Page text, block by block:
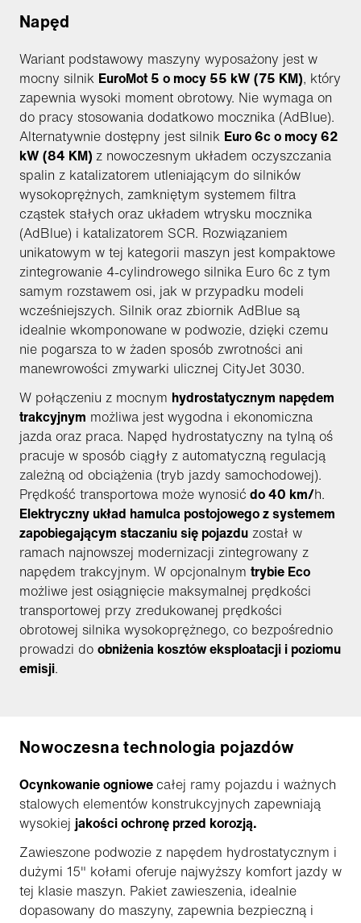
Napęd
Wariant podstawowy maszyny wyposażony jest w
mocny silnik EuroMot 5 o mocy 55 kW (75 KM), który
zapewnia wysoki moment obrotowy. Nie wymaga on
do pracy stosowania dodatkowo mocznika (AdBlue).
Alternatywnie dostępny jest silnik Euro 6c o mocy 62
kW (84 KM) z nowoczesnym układem oczyszczania
spalin z katalizatorem utleniającym do silników
wysokoprężnych, zamkniętym systemem filtra
cząstek stałych oraz układem wtrysku mocznika
(AdBlue) i katalizatorem SCR. Rozwiązaniem
unikatowym w tej kategorii maszyn jest kompaktowe
zintegrowanie 4-cylindrowego silnika Euro 6c z tym
samym rozstawem osi, jak w przypadku modeli
wcześniejszych. Silnik oraz zbiornik AdBlue są
idealnie wkomponowane w podwozie, dzięki czemu
nie pogarsza to w żaden sposób zwrotności ani
manewrowości zmywarki ulicznej CityJet 3030.
W połączeniu z mocnym hydrostatycznym napędem
trakcyjnym możliwa jest wygodna i ekonomiczna
jazda oraz praca. Napęd hydrostatyczny na tylną oś
pracuje w sposób ciągły z automatyczną regulacją
zależną od obciążenia (tryb jazdy samochodowej).
Prędkość transportowa może wynosić do 40 km/h.
Elektryczny układ hamulca postojowego z systemem
zapobiegającym staczaniu się pojazdu został w
ramach najnowszej modernizacji zintegrowany z
napędem trakcyjnym. W opcjonalnym trybie Eco
możliwe jest osiągnięcie maksymalnej prędkości
transportowej przy zredukowanej prędkości
obrotowej silnika wysokoprężnego, co bezpośrednio
prowadzi do obniżenia kosztów eksploatacji i poziomu
emisji.
Nowoczesna technologia pojazdów
Ocynkowanie ogniowecałej ramy pojazdu i ważnych
stalowych elementów konstrukcyjnych zapewniają
wysokiej jakości ochronę przed korozją.
Zawieszone podwozie z napędem hydrostatycznym i
dużymi 15" kołami oferuje najwyższy komfort jazdy w
tej klasie maszyn. Pakiet zawieszenia, idealnie
dopasowany do maszyny, zapewnia bezpieczną i